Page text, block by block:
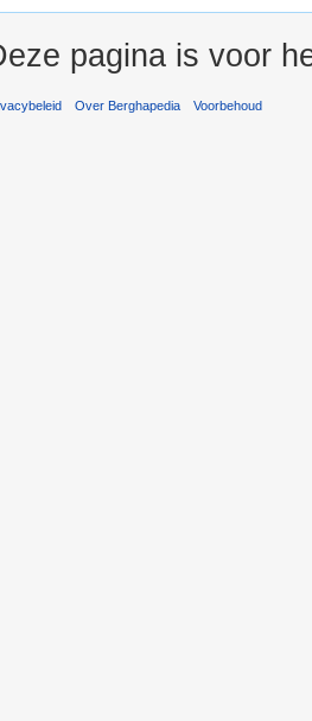
pagina is voor
Over Berghapedia Voorbehoud